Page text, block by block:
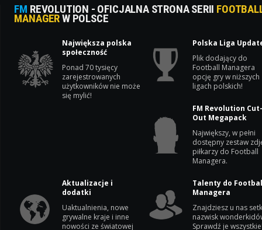
FM REVOLUTION - OFICJALNA STRONA SERII
MANAGERW POLSCE
Największa polska
społeczność
Ponad 70 tysięcy
zarejestrowanych
użytkowników nie może
się mylić!
Polska Liga
Plik dodający do
Football Managera
opcję gry w niższych
ligach polskich!
FM Revolution
Out Megapack
Największy, w pełni
dostępny zestaw
piłkarzy do Football
Managera.
Aktualizacje i
dodatki
Uaktualnienia, nowe
grywalne kraje i inne
nowości ze światowej
Talenty do
Managera
Znajdziesz u nas
nazwisk
Sprawdź je